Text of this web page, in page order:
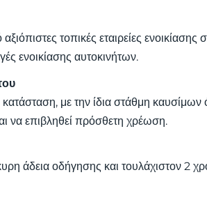
τοπικές εταιρείες
ενοικίασης αυτοκινήτων.
κατάσταση, με την ίδια στάθμη
να επιβληθεί πρόσθετη χρέωση.
άδεια οδήγησης και τουλάχιστον 2